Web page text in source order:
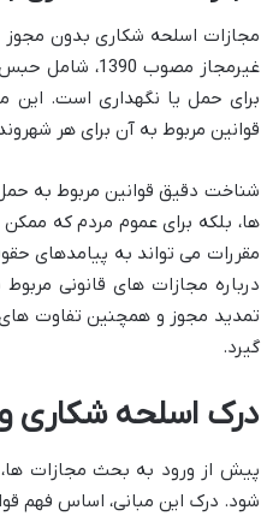
مجازات اسلحه شکاری بدون مجوز
غیرمجاز مصوب
برای حمل یا نگهداری است. این
قوانین مربوط به آن برای هر
شناخت دقیق قوانین مربوط به حمل
ها، بلکه برای عموم مردم که
مقررات می تواند به پیامدهای
درباره مجازات های قانونی
تمدید مجوز و همچنین تفاوت های
گیرد.
درک اسلحه شکاری
پیش از ورود به بحث مجازات ها،
شود. درک این مبانی، اساس فهم